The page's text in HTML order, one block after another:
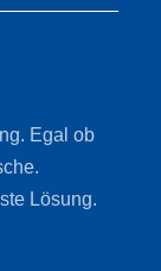
Egal ob
Lösung.